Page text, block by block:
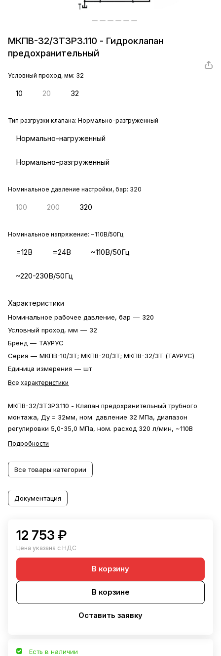
МКПВ-32/3Т3Р3.110 - Гидроклапан
предохранительный
Условный проход, мм: 32
10 20 32
Тип разгрузки клапана: Нормально-разгруженный
Нормально-нагруженный
Нормально-разгруженный
Номинальное давление настройки, бар: 320
100 200 320
Номинальное напряжение: ~110В/50Гц
=12В =24В ~110В/50Гц
~220-230В/50Гц
Характеристики
Номинальное рабочее давление, бар — 320
Условный проход, мм — 32
Бренд — ТАУРУС
Серия — МКПВ-10/3Т; МКПВ-20/3Т; МКПВ-32/3Т (ТАУРУС)
Единица измерения — шт
Все характеристики
МКПВ-32/3Т3Р3.110 - Клапан предохранительный трубного
монтажа, Ду = 32мм, ном. давление 32 МПа, диапазон
регулировки 5,0-35,0 МПа, ном. расход 320 л/мин, ~110В
Подробности
Все товары категории
Документация
12 753 ₽
Цена указана с НДС
В корзину
В корзине
Оставить заявку
Есть в наличии